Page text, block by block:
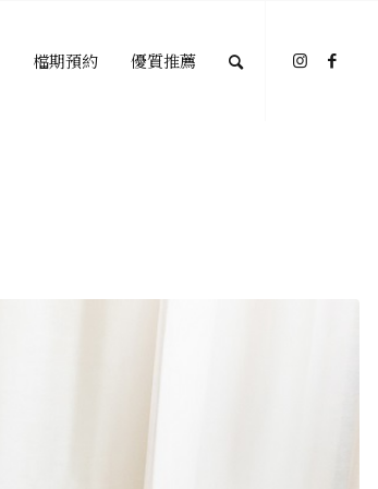
檔期預約 優質推薦